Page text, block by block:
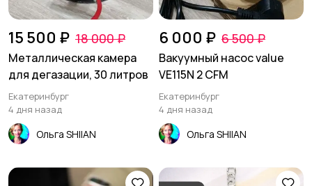
15 500 ₽ 18 000 ₽
Металлическая камера
для дегазации, 30 литров
Екатеринбург
4 дня назад
Ольга SHIIAN
6 000 ₽ 6 500 ₽
Вакуумный насос value
VE115N 2 CFM
Екатеринбург
4 дня назад
Ольга SHIIAN